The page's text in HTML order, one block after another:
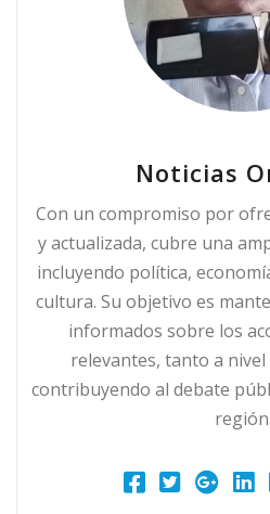
Noticias
Con un compromiso por
y actualizada, cubre una
incluyendo política,
cultura. Su objetivo es
informados sobre los
relevantes, tanto a
contribuyendo al debate
región.